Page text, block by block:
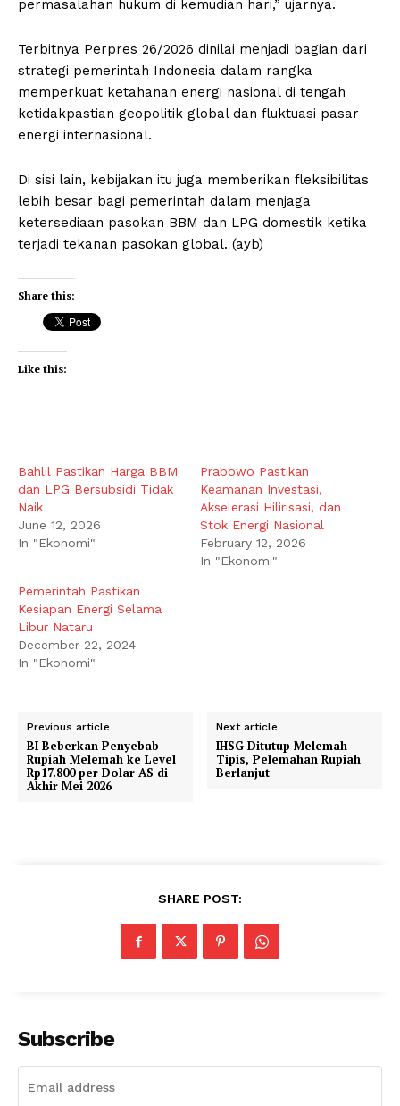
permasalahan hukum di kemudian hari,” ujarnya.
Terbitnya Perpres 26/2026 dinilai menjadi bagian dari
strategi pemerintah Indonesia dalam rangka
memperkuat ketahanan energi nasional di tengah
ketidakpastian geopolitik global dan fluktuasi pasar
energi internasional.
Di sisi lain, kebijakan itu juga memberikan fleksibilitas
lebih besar bagi pemerintah dalam menjaga
ketersediaan pasokan BBM dan LPG domestik ketika
terjadi tekanan pasokan global. (ayb)
Share this:
Like this:
Bahlil Pastikan Harga BBM
dan LPG Bersubsidi Tidak
Naik
June 12, 2026
In "Ekonomi"
Prabowo Pastikan
Keamanan Investasi,
Akselerasi Hilirisasi, dan
Stok Energi Nasional
February 12, 2026
In "Ekonomi"
Pemerintah Pastikan
Kesiapan Energi Selama
Libur Nataru
December 22, 2024
In "Ekonomi"
Previous article
BI Beberkan Penyebab
Rupiah Melemah ke Level
Rp17.800 per Dolar AS di
Akhir Mei 2026
Next article
IHSG Ditutup Melemah
Tipis, Pelemahan Rupiah
Berlanjut
SHARE POST:
Subscribe